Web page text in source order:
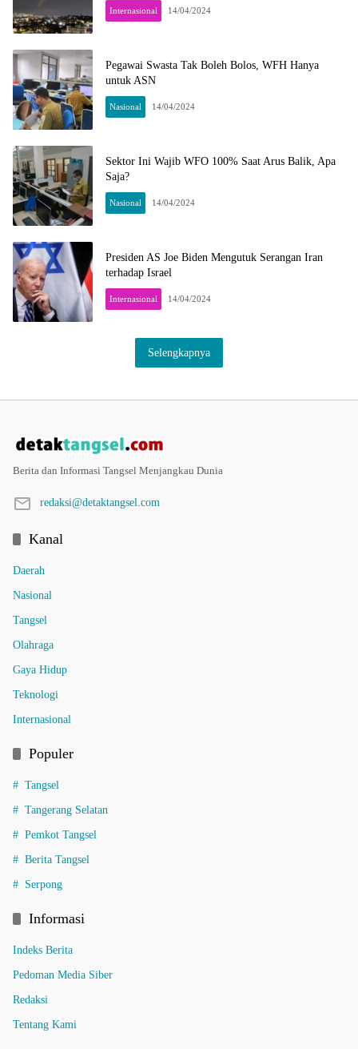
Internasional 14/04/2024
Pegawai Swasta Tak Boleh Bolos, WFH Hanya
untuk ASN
Nasional 14/04/2024
Sektor Ini Wajib WFO 100% Saat Arus Balik, Apa
Saja?
Nasional 14/04/2024
Presiden AS Joe Biden Mengutuk Serangan Iran
terhadap Israel
Internasional 14/04/2024
Selengkapnya
Berita dan Informasi Tangsel Menjangkau Dunia
redaksi@detaktangsel.com
Kanal
Daerah
Nasional
Tangsel
Olahraga
Gaya Hidup
Teknologi
Internasional
Populer
Tangsel
Tangerang Selatan
Pemkot Tangsel
Berita Tangsel
Serpong
Informasi
Indeks Berita
Pedoman Media Siber
Redaksi
Tentang Kami